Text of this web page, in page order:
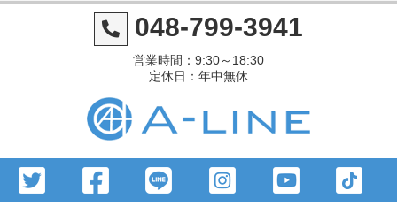
048-799-3941
営業時間：9:30～18:30
定休日：年中無休